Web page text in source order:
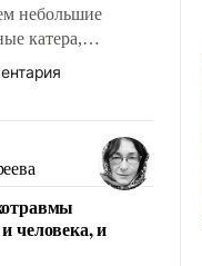
небольшие
катера,
которых уже
Задача по
Однако
радикально
боевые
человека, и